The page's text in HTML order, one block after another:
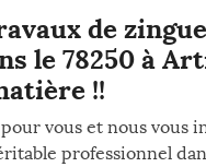
de
le 78250 à
!!
vous et nous vous
professionnel